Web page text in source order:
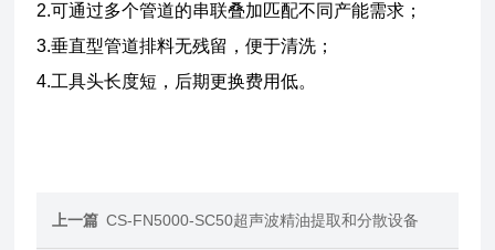
2.可通过多个管道的串联叠加匹配不同产能需求；
3.垂直型管道排料无残留，便于清洗；
4.工具头长度短，后期更换费用低。
上一篇 CS-FN5000-SC50超声波精油提取和分散设备